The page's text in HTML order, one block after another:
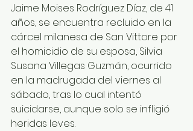
Jaime Moises Rodríguez Díaz, de 41
años, se encuentra recluido en la
cárcel milanesa de San Vittore por
el homicidio de su esposa, Silvia
Susana Villegas Guzmán, ocurrido
en la madrugada del viernes al
sábado, tras lo cual intentó
suicidarse, aunque solo se infligió
heridas leves.